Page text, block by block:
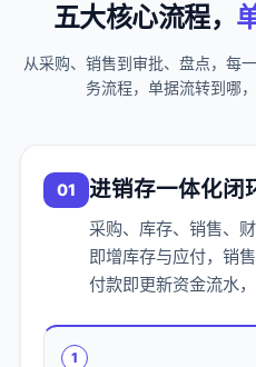
五大核心流程，
从采购、销售到审批、盘点，每
务流程，单据流转到哪
01 进销存一体化闭
采购、库存、销售、
即增库存与应付，销
付款即更新资金流水
1